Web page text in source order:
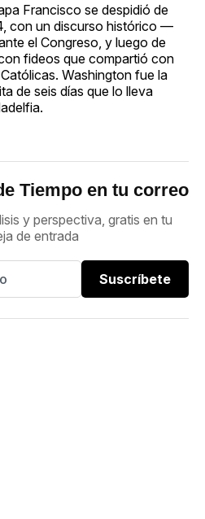
Francisco se despidió de
con un discurso histórico —
el Congreso, y luego de
fideos que compartió con
Washington fue la
de seis días que lo lleva
Tiempo en tu correo
y perspectiva, gratis en tu
de entrada
Suscríbete